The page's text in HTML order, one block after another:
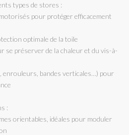
types de stores :
pour protéger efficacement
optimale de la toile
se préserver de la chaleur et du vis-à-
bandes verticales…) pour
:
orientables, idéales pour moduler